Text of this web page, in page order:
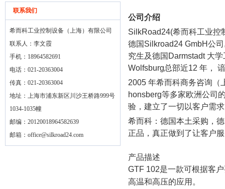
联系我们
希而科工业控制设备（上海）有限公司
联系人：李文霞
手机：18964582691
电话：021-20363004
传真：021-20363004
地址：上海市浦东新区川沙王桥路999号
1034-1035幢
邮编：20120018964582639
邮箱： office@silkroad24.com
公司介绍
SilkRoad24(希而科工业控
德国 Silkroad24 GmbH公司
究生及德国 Darmstadt 大
Wolfsburg总部近12 年，
2005 年希而科商务咨询（
honsberg等多家欧洲公司
验，建立了一切以客户需
希而科：德国本土采购，
正品，真正做到了让客户
产品描述
GTF 102是一款可根据客
高温和高压的应用。